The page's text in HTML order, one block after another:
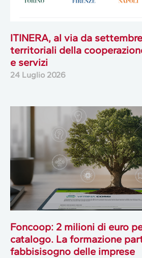
ITINERA, al via da
territoriali della
e servizi
24 Luglio 2026
Foncoop: 2 milioni di euro
catalogo. La formazione
fabbisisogno delle imprese